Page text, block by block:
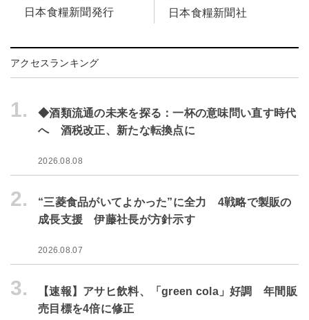
日本食糧新聞発行
日本食糧新聞社
アクセスランキング
1.
◆酒類流通の未来を探る：一杯の意味問い直す時代
へ 酒税改正、新たな転換点に
2026.08.08
2.
“三菱食品がいてよかった”に全力 4戦略で製販の
成長支援 伊藤社長が方針示す
2026.08.07
3.
【速報】アサヒ飲料、「green cola」好調 年間販
売目標を4倍に修正